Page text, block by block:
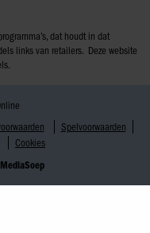
dat houdt in dat
links van retailers. Deze website
Spelvoorwaarden
Cookies
MediaSoep